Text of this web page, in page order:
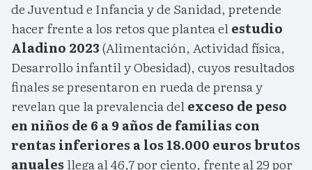
de Juventud e Infancia y de Sanidad, pretende
hacer frente a los retos que plantea elestudio
Aladino 2023(Alimentación, Actividad física,
Desarrollo infantil y Obesidad), cuyos resultados
finales se presentaron en rueda de prensa y
revelan que la prevalencia delexceso de peso
en niños de 6 a 9 años de familias con
rentas inferiores a los 18.000 euros brutos
anuales llega al 46,7 por ciento, frente al 29 por